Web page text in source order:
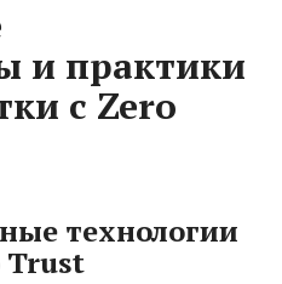
и практики
с Zero
технологии
Trust